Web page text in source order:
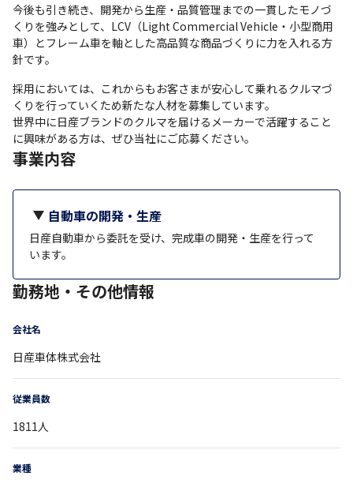
今後も引き続き、開発から生産・品質管理までの一貫したモノづ
くりを強みとして、LCV（Light Commercial Vehicle・小型商用
車）とフレーム車を軸とした高品質な商品づくりに力を入れる方
針です。
採用においては、これからもお客さまが安心して乗れるクルマづ
くりを行っていくため新たな人材を募集しています。
世界中に日産ブランドのクルマを届けるメーカーで活躍すること
に興味がある方は、ぜひ当社にご応募ください。
事業内容
自動車の開発・生産
日産自動車から委託を受け、完成車の開発・生産を行って
います。
勤務地・その他情報
会社名
日産車体株式会社
従業員数
1811 人
業種